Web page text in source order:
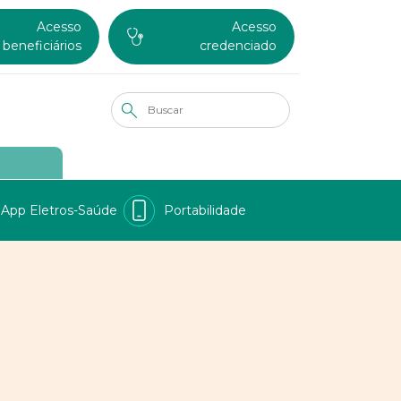
Acesso
beneficiários
Acesso
credenciado
App Eletros-Saúde Portabilidade